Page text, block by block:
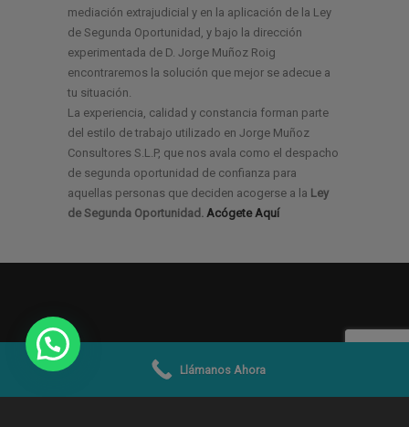
mediación extrajudicial y en la aplicación de la Ley
de Segunda Oportunidad, y bajo la dirección
experimentada de D. Jorge Muñoz Roig
encontraremos la solución que mejor se adecue a
tu situación.
La experiencia, calidad y constancia forman parte
del estilo de trabajo utilizado en Jorge Muñoz
Consultores S.L.P, que nos avala como el despacho
de segunda oportunidad de confianza para
aquellas personas que deciden acogerse a la Ley
de Segunda Oportunidad. Acógete Aquí
Llámanos Ahora